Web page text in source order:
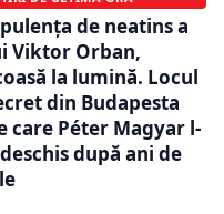
de neatins a
Viktor Orban,
la lumină. Locul
din Budapesta
care Péter Magyar l-
după ani de